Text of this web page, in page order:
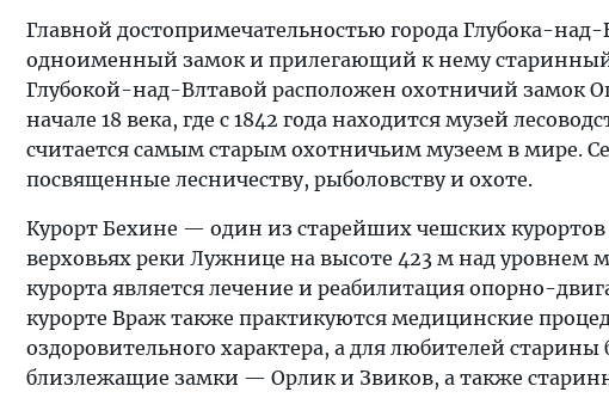
Главной достопримечательностью города Глубока-над-
одноименный замок и прилегающий к нему старинный
Глубокой-над-Влтавой расположен охотничий замок
начале 18 века, где с 1842 года находится музей
считается самым старым охотничьим музеем в мире.
посвященные лесничеству, рыболовству и охоте.
Курорт Бехине — один из старейших чешских
верховьях реки Лужнице на высоте 423 м над уровнем
курорта является лечение и реабилитация опорно-
курорте Враж также практикуются медицинские
оздоровительного характера, а для любителей старины
близлежащие замки — Орлик и Звиков, а также